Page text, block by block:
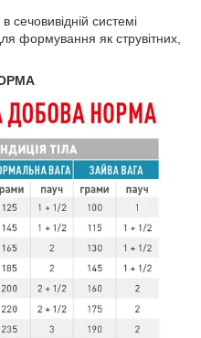
системі
формування як струвітних,